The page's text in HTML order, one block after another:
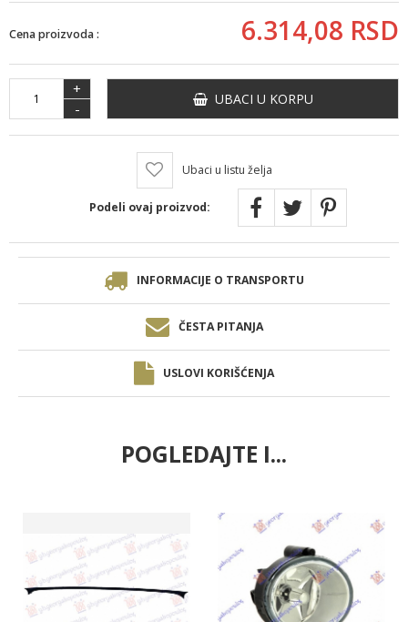
Cena proizvoda : 6.314,08 RSD
+
-
UBACI U KORPU
Ubaci u listu želja
Podeli ovaj proizvod:
INFORMACIJE O TRANSPORTU
ČESTA PITANJA
USLOVI KORIŠĆENJA
POGLEDAJTE I...